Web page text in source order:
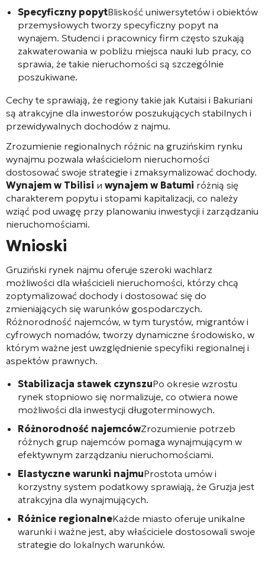
Specyficzny popytBliskość uniwersytetów i obiektów
przemysłowych tworzy specyficzny popyt na
wynajem. Studenci i pracownicy firm często szukają
zakwaterowania w pobliżu miejsca nauki lub pracy, co
sprawia, że takie nieruchomości są szczególnie
poszukiwane.
Cechy te sprawiają, że regiony takie jak Kutaisi i Bakuriani
są atrakcyjne dla inwestorów poszukujących stabilnych i
przewidywalnych dochodów z najmu.
Zrozumienie regionalnych różnic na gruzińskim rynku
wynajmu pozwala właścicielom nieruchomości
dostosować swoje strategie i zmaksymalizować dochody.
Wynajem w Tbilisi и wynajem w Batumi różnią się
charakterem popytu i stopami kapitalizacji, co należy
wziąć pod uwagę przy planowaniu inwestycji i zarządzaniu
nieruchomościami.
Wnioski
Gruziński rynek najmu oferuje szeroki wachlarz
możliwości dla właścicieli nieruchomości, którzy chcą
zoptymalizować dochody i dostosować się do
zmieniających się warunków gospodarczych.
Różnorodność najemców, w tym turystów, migrantów i
cyfrowych nomadów, tworzy dynamiczne środowisko, w
którym ważne jest uwzględnienie specyfiki regionalnej i
aspektów prawnych.
Stabilizacja stawek czynszuPo okresie wzrostu
rynek stopniowo się normalizuje, co otwiera nowe
możliwości dla inwestycji długoterminowych.
Różnorodność najemcówZrozumienie potrzeb
różnych grup najemców pomaga wynajmującym w
efektywnym zarządzaniu nieruchomościami.
Elastyczne warunki najmuProstota umów i
korzystny system podatkowy sprawiają, że Gruzja jest
atrakcyjna dla wynajmujących.
Różnice regionalneKażde miasto oferuje unikalne
warunki i ważne jest, aby właściciele dostosowali swoje
strategie do lokalnych warunków.